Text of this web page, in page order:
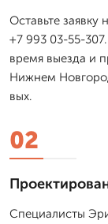
Оставьте
+7 993 03-55-
время выезда и
Нижнем
вых.
02
Специалисты